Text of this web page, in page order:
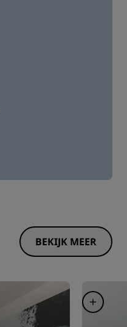
BEKIJK MEER